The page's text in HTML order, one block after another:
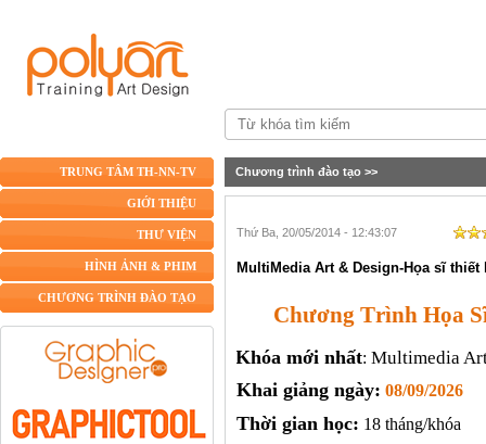
TRUNG TÂM TH-NN-TV
GIỚI THIỆU
THƯ VIỆN
HÌNH ẢNH & PHIM
CHƯƠNG TRÌNH ĐÀO TẠO
Chương trình đào tạo >>
Thứ Ba, 20/05/2014 - 12:43:07
MultiMedia Art & Design-Họa sĩ
ChươngTrình Họa
Khóa mới nhất: Multimedia
Khai giảng ngày: 08/09/2026
Thời gian học: 18 tháng/khóa